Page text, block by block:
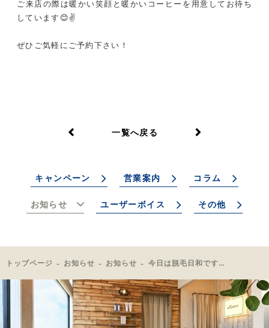
ご来店の際は暖かい笑顔と暖かいコーヒーを用意してお待ち
しています😊✌️
ぜひご気軽にご予約下さい！
一覧へ戻る
キャンペーン 営業案内 コラム
お知らせ ユーザーボイス その他
トップページ お知らせ お知らせ 今日は脱毛日和ですね😆